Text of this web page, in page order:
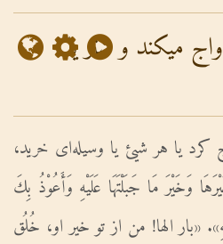
میکند و شتر یا
کرد یا هر شیئ یا وسیله‌ای خرید،
وَخَيْرَ مَا جَبَلْتَهَا عَلَيْهِ وَأَعُوْذُ بِكَ
«بار الها! من از تو خیر او، خُلُق